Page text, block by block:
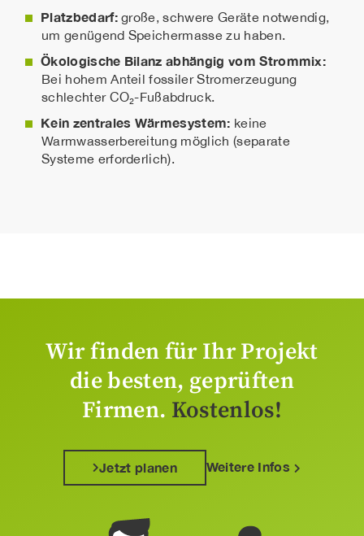
Platzbedarf:große, schwere Geräte notwendig,
um genügend Speichermasse zu haben.
Ökologische Bilanz abhängig vom Strommix:
Bei hohem Anteil fossiler Stromerzeugung
schlechter CO₂-Fußabdruck.
Kein zentrales Wärmesystem: keine
Warmwasserbereitung möglich (separate
Systeme erforderlich).
Wir finden für Ihr Projekt
die besten, geprüften
Firmen. Kostenlos!
Jetzt planen Weitere Infos